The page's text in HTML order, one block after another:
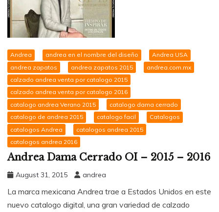
Andrea andrea en el nombre del diseño
Andrea USA
andrea zapatos
andrea zapatos 2015
andrea.com.mx
calzado andrea venta por catalogo 2015
calzado andrea venta por catalogo 2016
catalogo andrea Verano 2015
catalogo dama cerrado
catalogo de andrea 2015
catalogo facil
Catalogos
catalogos Andrea
catalogos andrea 2015
catalogos andrea 2016
Andrea Dama Cerrado OI – 2015 – 2016
August 31, 2015 andrea
La marca mexicana Andrea trae a Estados Unidos en este
nuevo catalogo digital, una gran variedad de calzado